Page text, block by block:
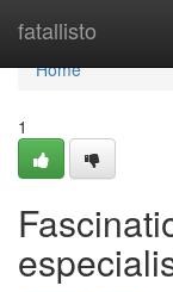
fatallisto
Home
Home
1